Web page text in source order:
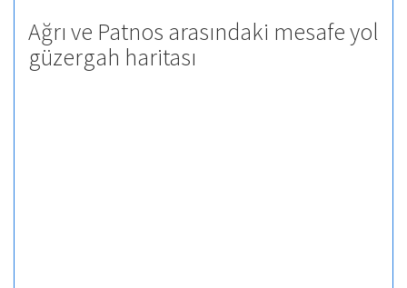
Ağrı ve Patnos arasındaki mesafe yol
güzergah haritası